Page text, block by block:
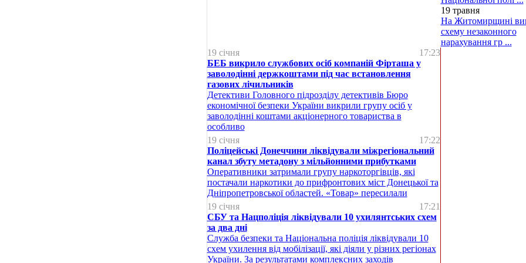
19 травня
На Житомирщині
схему незаконного
нарахування гр ...
19 січня
17:23
БЕБ викрило службових осіб компаній Фірташа у
заволодінні держкоштами під час встановлення
газових лічильників
Детективи Головного підрозділу детективів Бюро
економічної безпеки України викрили групу осіб у
заволодінні коштами акціонерного товариства в
особливо
19 січня
17:22
Поліцейські Донеччини ліквідували міжрегіональний
канал збуту метадону з мільйонними прибутками
Оперативники затримали групу наркоторгівців, які
постачали наркотики до прифронтових міст Донецької та
Дніпропетровської областей. «Товар» пересилали
19 січня
17:21
СБУ та Нацполіція ліквідували 10 ухилянтських схем
за два дні
Служба безпеки та Національна поліція ліквідували 10
схем ухилення від мобілізації, які діяли у різних регіонах
України. За результатами комплексних заходів